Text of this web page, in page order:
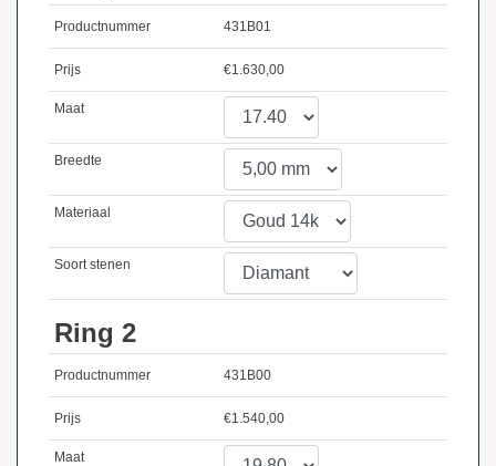
Productnummer 431B01
Prijs €1.630,00
Maat
Breedte
Materiaal
Soort stenen
Ring 2
Productnummer 431B00
Prijs €1.540,00
Maat